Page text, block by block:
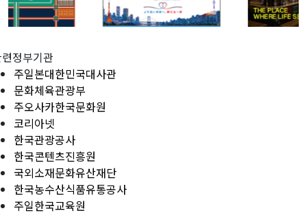
정부기관
주일본대한민국대사관
문화체육관광부
주오사카한국문화원
코리아넷
한국관광공사
한국콘텐츠진흥원
국외소재문화유산재단
한국농수산식품유통공사
주일한국교육원